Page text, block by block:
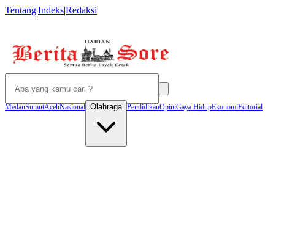
Tentang|Indeks|Redaksi
MedanSumutAcehNasional Olahraga PendidikanOpiniGaya HidupEkonomiEditorial